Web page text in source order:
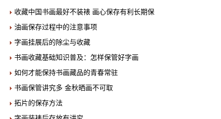
收藏中国书画最好不装裱 画心保存有利长期保
油画保存过程中的注意事项
字画挂展后的除尘与收藏
书画收藏基础知识普及：怎样保管好字画
如何才能保持书画藏品的青春常驻
书画保管讲究多 金秋晒画不可取
拓片的保存方法